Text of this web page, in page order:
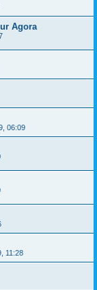
Agora
06:09
11:28